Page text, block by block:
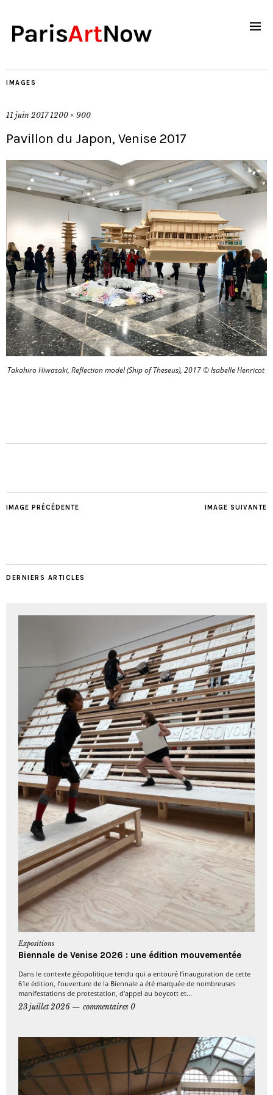
IMAGES
11 juin 2017 1200 × 900
Pavillon du Japon, Venise 2017
Takahiro Hiwasaki, Reflection model (Ship of Theseus), 2017 © Isabelle Henricot
IMAGE SUIVANTE
IMAGE PRÉCÉDENTE
DERNIERS ARTICLES
Expositions
Biennale de Venise 2026 : une édition mouvementée
Dans le contexte géopolitique tendu qui a entouré l’inauguration de cette
61e édition, l’ouverture de la Biennale a été marquée de nombreuses
manifestations de protestation, d’appel au boycott et...
23 juillet 2026
commentaires 0